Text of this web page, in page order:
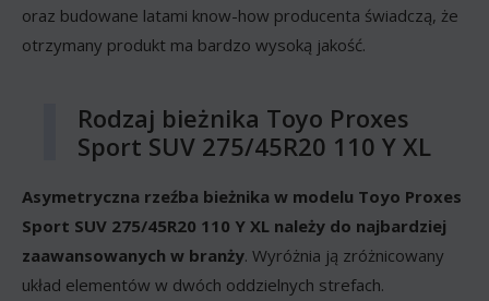
oraz budowane latami know-how producenta świadczą, że
otrzymany produkt ma bardzo wysoką jakość.
Rodzaj bieżnika Toyo Proxes
Sport SUV 275/45R20 110 Y XL
Asymetryczna rzeźba bieżnika w modelu Toyo Proxes
Sport SUV 275/45R20 110 Y XL należy do najbardziej
zaawansowanych w branży. Wyróżnia ją zróżnicowany
układ elementów w dwóch oddzielnych strefach.